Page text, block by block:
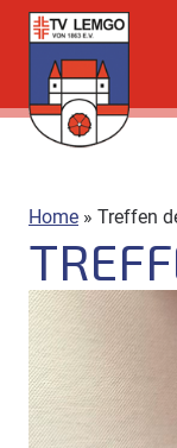
Direkt
zum
Inhalt
Home » Treffen